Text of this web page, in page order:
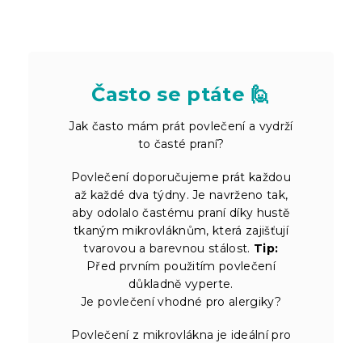
Často se ptáte 🙋
Jak často mám prát povlečení a vydrží
to časté praní?
Povlečení doporučujeme prát každou
až každé dva týdny. Je navrženo tak,
aby odolalo častému praní díky hustě
tkaným mikrovláknům, která zajišťují
tvarovou a barevnou stálost. Tip:
Před prvním použitím povlečení
důkladně vyperte.
Je povlečení vhodné pro alergiky?
Povlečení z mikrovlákna je ideální pro